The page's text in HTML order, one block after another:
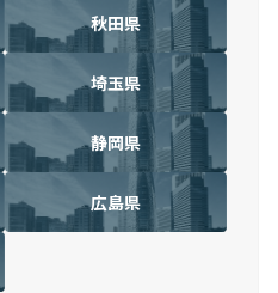
秋田県
埼玉県
静岡県
広島県